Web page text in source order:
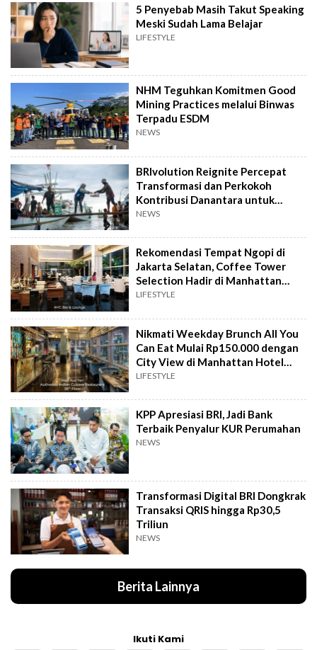
5 Penyebab Masih Takut Speaking
Meski Sudah Lama Belajar
LIFESTYLE
NHM Teguhkan Komitmen Good
Mining Practices melalui Binwas
Terpadu ESDM
NEWS
BRIvolution Reignite Percepat
Transformasi dan Perkokoh
Kontribusi Danantara untuk
Ekonomi Nasional
NEWS
Rekomendasi Tempat Ngopi di
Jakarta Selatan, Coffee Tower
Selection Hadir di Manhattan
Hotel Jakarta
LIFESTYLE
Nikmati Weekday Brunch All You
Can Eat Mulai Rp150.000 dengan
City View di Manhattan Hotel
Jakarta
LIFESTYLE
KPP Apresiasi BRI, Jadi Bank
Terbaik Penyalur KUR Perumahan
NEWS
Transformasi Digital BRI Dongkrak
Transaksi QRIS hingga Rp30,5
Triliun
NEWS
Berita Lainnya
Ikuti Kami